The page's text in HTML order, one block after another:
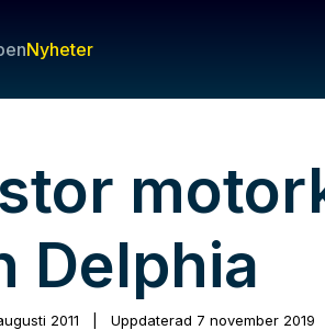
Nyheter
Delphia
2011 Uppdaterad 7 november 2019